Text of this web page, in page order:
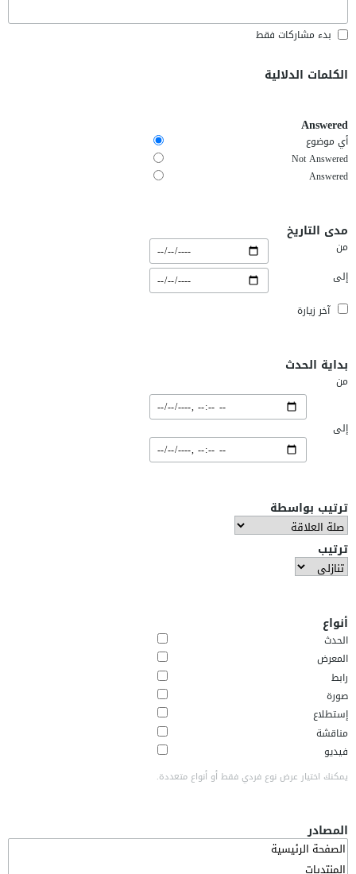
بدء مشاركات فقط
الكلمات الدلالية
Answered
أي موضوع
Not Answered
Answered
مدى التاريخ
من
إلى
آخر زيارة
بداية الحدث
من
إلى
ترتيب بواسطة
ترتيب
أنواع
الحدث
المعرض
رابط
صورة
إستطلاع
مناقشة
فيديو
يمكنك اختيار عرض نوع فردي فقط أو أنواع متعددة.
المصادر